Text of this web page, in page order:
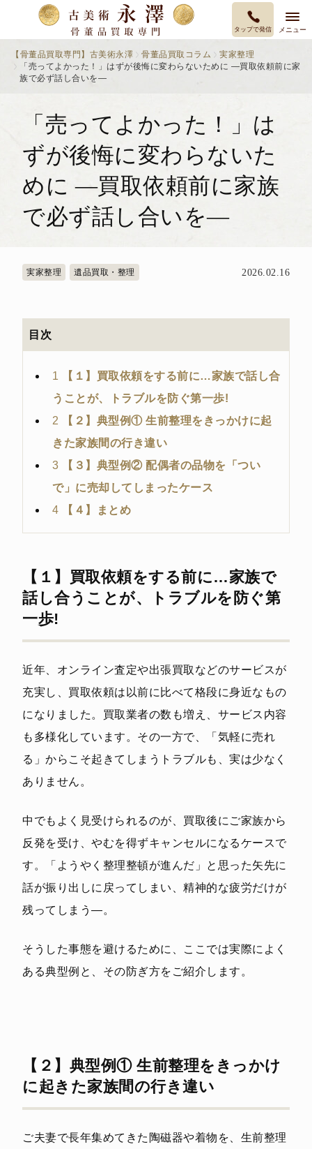
タップで発信 メニュー
【骨董品買取専門】古美術永澤 骨董品買取コラム
実家整理
「売ってよかった！」はずが後悔に変わらないために ―買取依頼前に家
族で必ず話し合いを―
「売ってよかった！」は
ずが後悔に変わらないた
めに ―買取依頼前に家族
で必ず話し合いを―
実家整理 遺品買取・整理 2026.02.16
目次
1 【１】買取依頼をする前に…家族で話し合
うことが、トラブルを防ぐ第一歩!
2 【２】典型例① 生前整理をきっかけに起
きた家族間の行き違い
3 【３】典型例② 配偶者の品物を「つい
で」に売却してしまったケース
4 【４】まとめ
【１】買取依頼をする前に…家族で
話し合うことが、トラブルを防ぐ第
一歩!
近年、オンライン査定や出張買取などのサービスが
充実し、買取依頼は以前に比べて格段に身近なもの
になりました。買取業者の数も増え、サービス内容
も多様化しています。その一方で、「気軽に売れ
る」からこそ起きてしまうトラブルも、実は少なく
ありません。
中でもよく見受けられるのが、買取後にご家族から
反発を受け、やむを得ずキャンセルになるケースで
す。「ようやく整理整頓が進んだ」と思った矢先に
話が振り出しに戻ってしまい、精神的な疲労だけが
残ってしまう—。
そうした事態を避けるために、ここでは実際によく
ある典型例と、その防ぎ方をご紹介します。
【２】典型例① 生前整理をきっかけ
に起きた家族間の行き違い
ご夫妻で長年集めてきた陶磁器や着物を、生前整理